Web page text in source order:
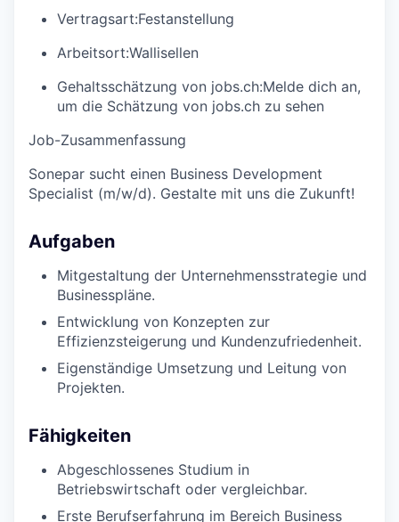
Vertragsart:Festanstellung
Arbeitsort:Wallisellen
Gehaltsschätzung von jobs.ch:Melde dich an,
um die Schätzung von jobs.ch zu sehen
Job-Zusammenfassung
Sonepar sucht einen Business Development
Specialist (m/w/d). Gestalte mit uns die Zukunft!
Aufgaben
Mitgestaltung der Unternehmensstrategie und
Businesspläne.
Entwicklung von Konzepten zur
Effizienzsteigerung und Kundenzufriedenheit.
Eigenständige Umsetzung und Leitung von
Projekten.
Fähigkeiten
Abgeschlossenes Studium in
Betriebswirtschaft oder vergleichbar.
Erste Berufserfahrung im Bereich Business